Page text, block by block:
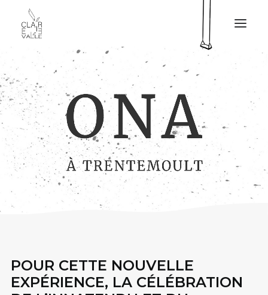
CLAIRE VALLÉE
MA TABLE
MES PRESTATIONS
MON LIVRE
PRESSE
MES PROJETS
CONTACT
POUR CETTE NOUVELLE
EXPÉRIENCE, LA CÉLÉBRATION